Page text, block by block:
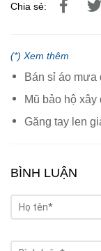
Chia sẻ:
(*) Xem thêm
Bán sỉ áo mưa
Mũ bảo hộ
Găng tay len
BÌNH LUẬN